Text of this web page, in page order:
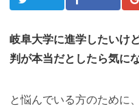
Twitter Facebook
岐阜大学に進学したいけ
判が本当だとしたら気に
と悩んでいる方のために